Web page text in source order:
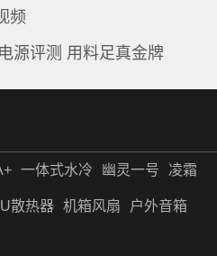
频
源评测 用料足真金牌
一体式水冷 幽灵一号 凌霜
散热器 机箱风扇 户外音箱